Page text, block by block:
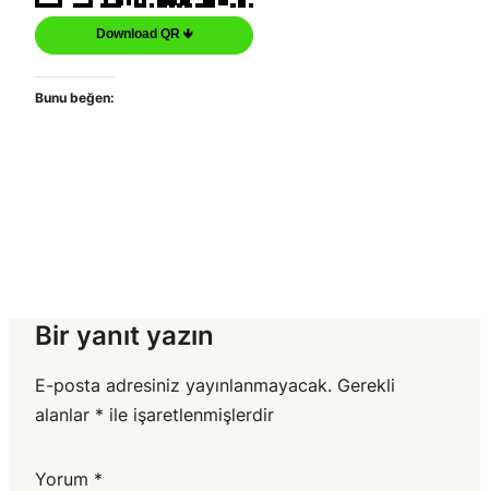
Download QR 🡻
Bunu beğen:
Bir yanıt yazın
E-posta adresiniz yayınlanmayacak. Gerekli
alanlar * ile işaretlenmişlerdir
Yorum *